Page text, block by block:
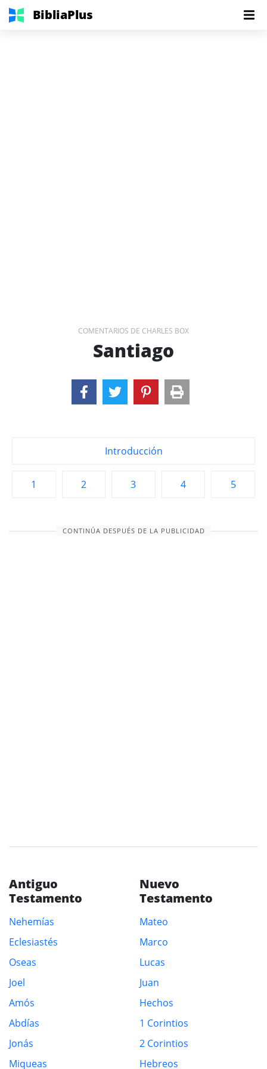
BibliaPlus
COMENTARIOS DE CHARLES BOX
Santiago
Introducción
1 2 3 4 5
CONTINÚA DESPUÉS DE LA PUBLICIDAD
Antiguo
Testamento
Nehemías
Eclesiastés
Oseas
Joel
Amós
Abdías
Jonás
Miqueas
Nuevo
Testamento
Mateo
Marco
Lucas
Juan
Hechos
1 Corintios
2 Corintios
Hebreos